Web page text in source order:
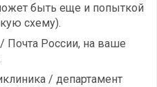
быть еще и попыткой
схему).
Почта России, на ваше
/ департамент